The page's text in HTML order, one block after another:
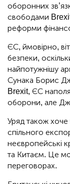
оборонних
свободами
реформи
ЄС, ймовірно,
безпеки,
найпотужнішу
Сунака Борис
Brexit, ЄС
оборони, але
Уряд також хоче
спільного
неєвропейські
та Китаєм. Це
переговорах.